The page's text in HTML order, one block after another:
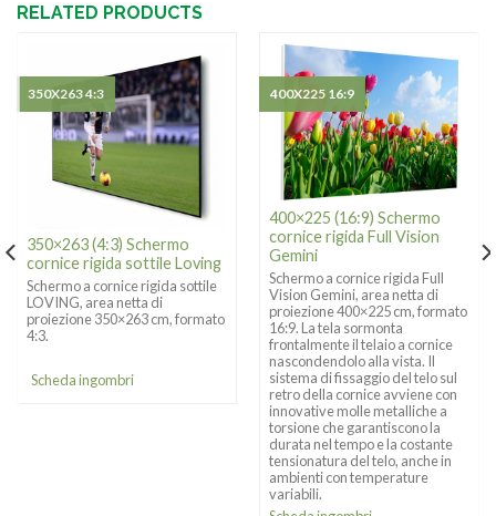
RELATED PRODUCTS
350×263 (4:3) Schermo
cornice rigida sottile Loving
Schermo a cornice rigida sottile
LOVING, area netta di
proiezione 350×263 cm, formato
4:3.
Scheda ingombri
350X263 4:3
400×225 (16:9) Schermo
cornice rigida Full Vision
Gemini
Schermo a cornice rigida Full
Vision Gemini, area netta di
proiezione 400×225 cm, formato
16:9. La tela sormonta
frontalmente il telaio a cornice
nascondendolo alla vista. Il
sistema di fissaggio del telo sul
retro della cornice avviene con
innovative molle metalliche a
torsione che garantiscono la
durata nel tempo e la costante
tensionatura del telo, anche in
ambienti con temperature
variabili.
400X225 16:9